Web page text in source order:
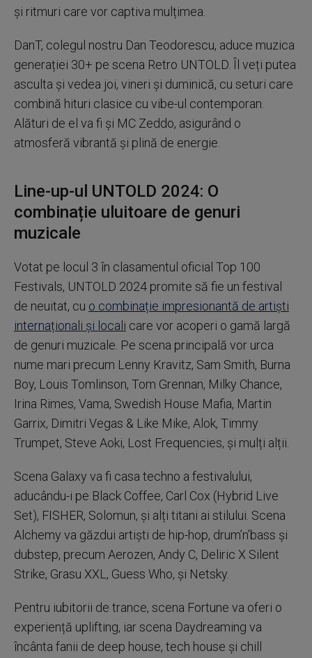
și ritmuri care vor captiva mulțimea.
DanT, colegul nostru Dan Teodorescu, aduce muzica
generației 30+ pe scena Retro UNTOLD. Îl veți putea
asculta și vedea joi, vineri și duminică, cu seturi care
combină hituri clasice cu vibe-ul contemporan.
Alături de el va fi și MC Zeddo, asigurând o
atmosferă vibrantă și plină de energie.
Line-up-ul UNTOLD 2024: O
combinație uluitoare de genuri
muzicale
Votat pe locul 3 în clasamentul oficial Top 100
Festivals, UNTOLD 2024 promite să fie un festival
de neuitat, cu o combinație impresionantă de artiști
internaționali și locali care vor acoperi o gamă largă
de genuri muzicale. Pe scena principală vor urca
nume mari precum Lenny Kravitz, Sam Smith, Burna
Boy, Louis Tomlinson, Tom Grennan, Milky Chance,
Irina Rimes, Vama, Swedish House Mafia, Martin
Garrix, Dimitri Vegas & Like Mike, Alok, Timmy
Trumpet, Steve Aoki, Lost Frequencies, și mulți alții.
Scena Galaxy va fi casa techno a festivalului,
aducându-i pe Black Coffee, Carl Cox (Hybrid Live
Set), FISHER, Solomun, și alți titani ai stilului. Scena
Alchemy va găzdui artiști de hip-hop, drum’n’bass și
dubstep, precum Aerozen, Andy C, Deliric X Silent
Strike, Grasu XXL, Guess Who, și Netsky.
Pentru iubitorii de trance, scena Fortune va oferi o
experiență uplifting, iar scena Daydreaming va
încânta fanii de deep house, tech house și chill